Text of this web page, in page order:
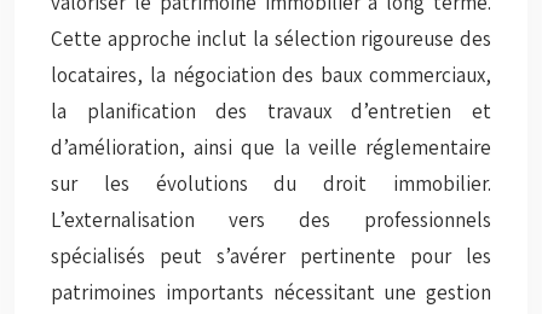
Cette approche inclut la sélection rigoureuse des
locataires, la négociation des baux commerciaux,
la planification des travaux d’entretien et
d’amélioration, ainsi que la veille réglementaire
sur les évolutions du droit immobilier.
L’externalisation vers des professionnels
spécialisés peut s’avérer pertinente pour les
patrimoines importants nécessitant une gestion